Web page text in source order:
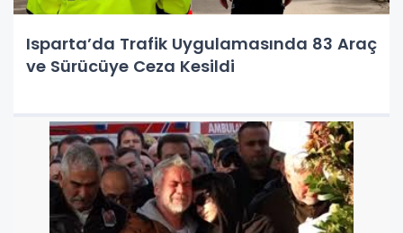
Isparta’da Trafik Uygulamasında 83 Araç
ve Sürücüye Ceza Kesildi